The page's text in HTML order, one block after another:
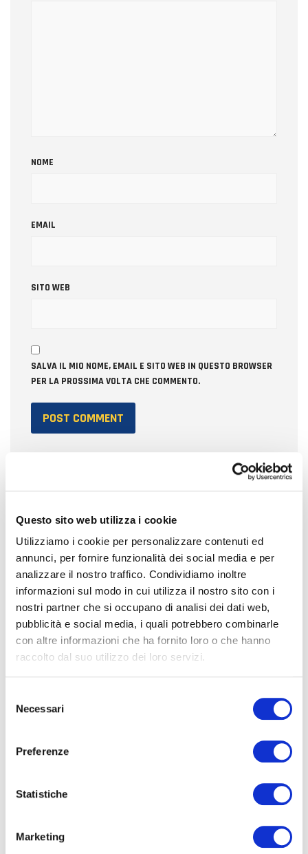
Questo sito web utilizza i cookie
Utilizziamo i cookie per personalizzare contenuti ed
annunci, per fornire funzionalità dei social media e per
analizzare il nostro traffico. Condividiamo inoltre
informazioni sul modo in cui utilizza il nostro sito con i
nostri partner che si occupano di analisi dei dati web,
pubblicità e social media, i quali potrebbero combinarle
con altre informazioni che ha fornito loro o che hanno
raccolto dal suo utilizzo dei loro servizi.
Necessari
Preferenze
Statistiche
Marketing
NOME
EMAIL
SITO WEB
SALVA IL MIO NOME, EMAIL E SITO WEB IN QUESTO BROWSER
PER LA PROSSIMA VOLTA CHE COMMENTO.
CERCA
ULTIME NEWS
ALLONTANAMENTO VOLATILI E
PICCIONI ENTRANO UNA VOLTA
TORNERANNO ANCORA. VUOI